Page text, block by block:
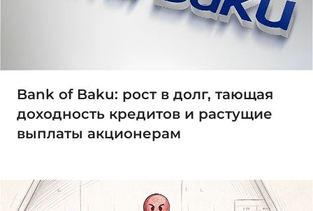
Bank of Baku: рост в долг, тающая
доходность кредитов и растущие
выплаты акционерам